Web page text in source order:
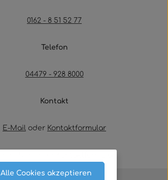
0162 - 8 51 52 77
Telefon
04479 - 928 8000
Kontakt
E-Mail oder Kontaktformular
Alle Cookies akzeptieren